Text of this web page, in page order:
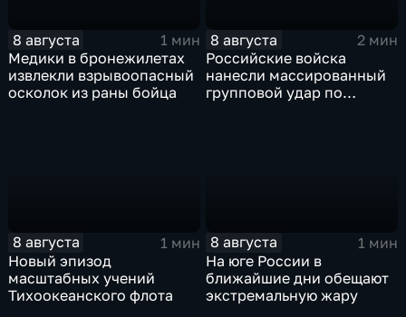
8 августа
1 мин
Медики в бронежилетах
извлекли взрывоопасный
осколок из раны бойца
8 августа
2 мин
Российские войска
нанесли массированный
групповой удар по
8 августа
1 мин
Новый эпизод
масштабных учений
Тихоокеанского флота
8 августа
1 мин
На юге России в
ближайшие дни обещают
экстремальную жару